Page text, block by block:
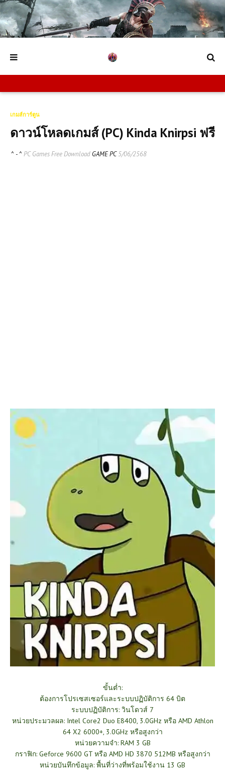
เกมส์การ์ตูน
ดาวน์โหลดเกมส์ (PC) Kinda Knirpsi ฟรี
^ - ^ PC Games Free Download GAME PC5/06/2568
ขั้นต่ำ:
ต้องการโปรเซสเซอร์และระบบปฏิบัติการ 64 บิต
ระบบปฏิบัติการ: วินโดวส์ 7
หน่วยประมวลผล: Intel Core2 Duo E8400, 3.0GHz หรือ AMD Athlon
64 X2 6000+, 3.0GHz หรือสูงกว่า
หน่วยความจำ: RAM 3 GB
กราฟิก: Geforce 9600 GT หรือ AMD HD 3870 512MB หรือสูงกว่า
หน่วยบันทึกข้อมูล: พื้นที่ว่างที่พร้อมใช้งาน 13 GB